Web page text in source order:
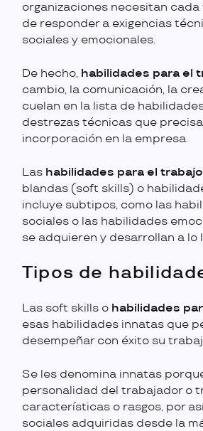
organizaciones necesitan
de responder a exigencias
sociales y emocionales.
De hecho, habilidades para el
cambio, la comunicación, la
cuelan en la lista de
destrezas técnicas que
incorporación en la empresa.
Las habilidades para el trabajo
blandas (soft skills) o
incluye subtipos, como las
sociales o las habilidades
se adquieren y desarrollan a lo
Tipos de
Las soft skills o habilidades
esas habilidades innatas que
desempeñar con éxito su
Se les denomina innatas
personalidad del trabajador o
características o rasgos, por
sociales adquiridas desde la